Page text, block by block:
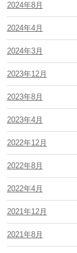
2024年8月
2024年4月
2024年3月
2023年12月
2023年8月
2023年4月
2022年12月
2022年8月
2022年4月
2021年12月
2021年8月